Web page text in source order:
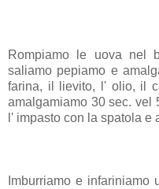
Rompiamo le uova nel
saliamo pepiamo e
farina, il lievito, l' olio, il
amalgamiamo 30 sec. vel
l' impasto con la spatola e
Imburriamo e infariniamo